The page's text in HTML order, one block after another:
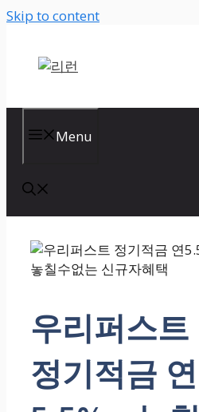
Skip to content
Menu
우리퍼스트
정기적금 연